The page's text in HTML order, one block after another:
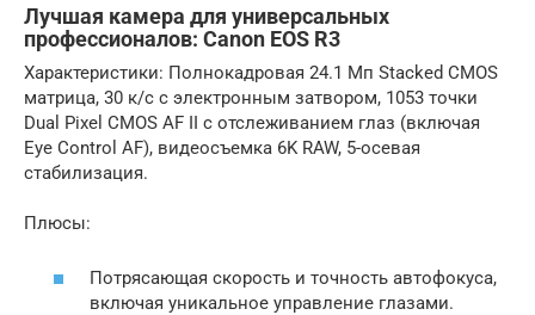
Лучшая камера для универсальных
профессионалов: Canon EOS R3
Характеристики: Полнокадровая 24.1 Мп Stacked CMOS
матрица, 30 к/с с электронным затвором, 1053 точки
Dual Pixel CMOS AF II с отслеживанием глаз (включая
Eye Control AF), видеосъемка 6K RAW, 5-осевая
стабилизация.
Плюсы:
Потрясающая скорость и точность автофокуса,
включая уникальное управление глазами.